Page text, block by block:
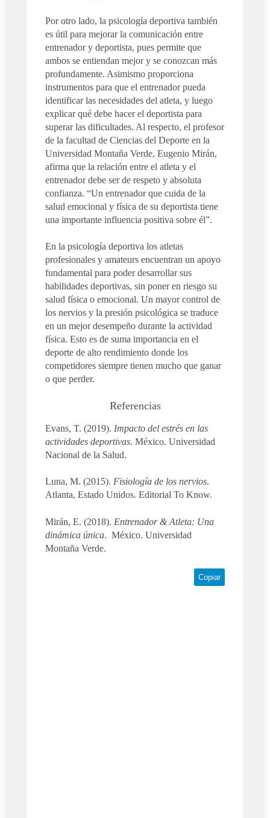
Por otro lado, la psicología deportiva también
es útil para mejorar la comunicación entre
entrenador y deportista, pues permite que
ambos se entiendan mejor y se conozcan más
profundamente. Asimismo proporciona
instrumentos para que el entrenador pueda
identificar las necesidades del atleta, y luego
explicar qué debe hacer el deportista para
superar las dificultades. Al respecto, el profesor
de la facultad de Ciencias del Deporte en la
Universidad Montaña Verde, Eugenio Mirán,
afirma que la relación entre el atleta y el
entrenador debe ser de respeto y absoluta
confianza. “Un entrenador que cuida de la
salud emocional y física de su deportista tiene
una importante influencia positiva sobre él”.
En la psicología deportiva los atletas
profesionales y amateurs encuentran un apoyo
fundamental para poder desarrollar sus
habilidades deportivas, sin poner en riesgo su
salud física o emocional. Un mayor control de
los nervios y la presión psicológica se traduce
en un mejor desempeño durante la actividad
física. Esto es de suma importancia en el
deporte de alto rendimiento donde los
competidores siempre tienen mucho que ganar
o que perder.
Referencias
Evans, T. (2019). Impacto del estrés en las
actividades deportivas. México. Universidad
Nacional de la Salud.
Luna, M. (2015). Fisiología de los nervios.
Atlanta, Estado Unidos. Editorial To Know.
Mirán, E. (2018). Entrenador & Atleta: Una
dinámica única. México. Universidad
Montaña Verde.
Copiar